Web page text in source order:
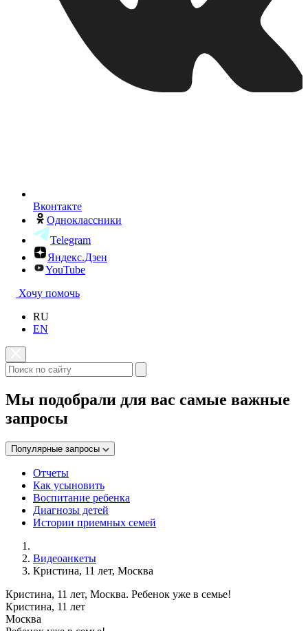
Вконтакте
Одноклассники
Telegram
Яндекс.Дзен
YouTube
Хочу помочь
RU
EN
Мы подобрали для вас самые важные
запросы
Популярные запросы
Отчеты
Как усыновить
Воспитание ребенка
Диагнозы детей
Истории приемных семей
Видеоанкеты
Кристина, 11 лет, Москва
Кристина, 11 лет, Москва. Ребенок уже в семье!
Кристина, 11 лет
Москва